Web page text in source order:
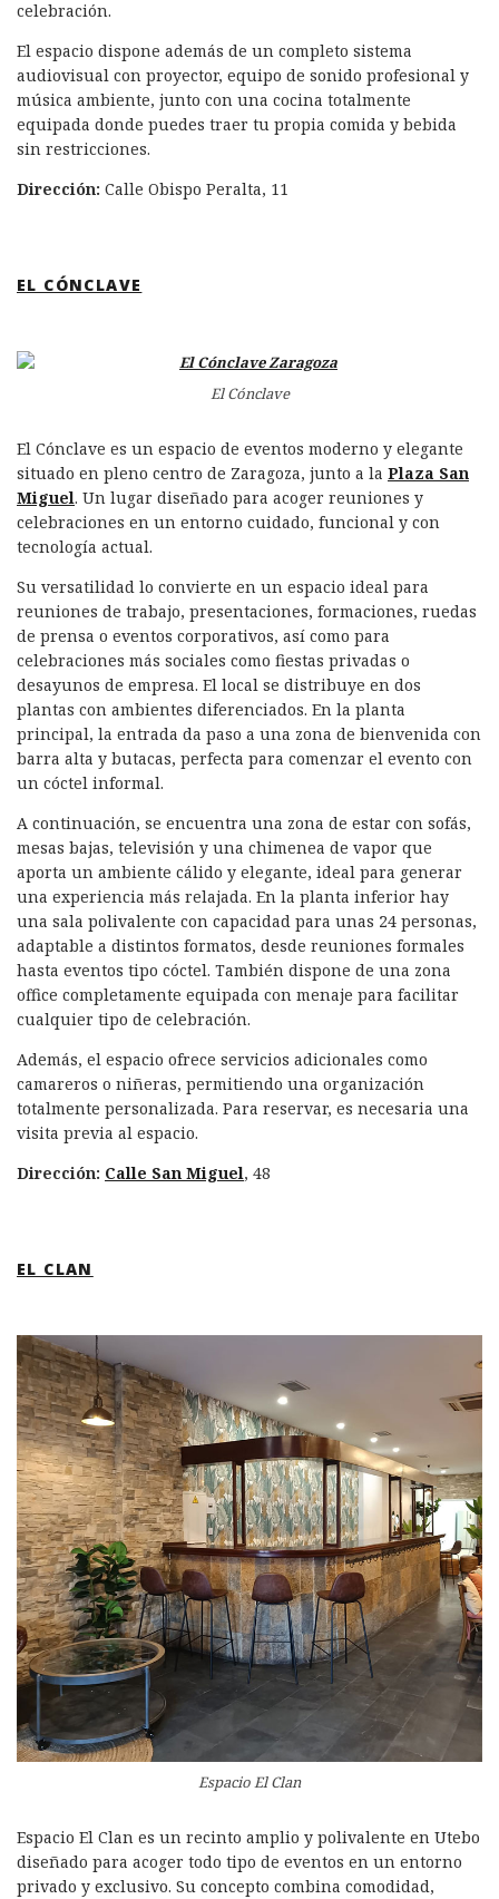
celebración.
El espacio dispone además de un completo sistema
audiovisual con proyector, equipo de sonido profesional y
música ambiente, junto con una cocina totalmente
equipada donde puedes traer tu propia comida y bebida
sin restricciones.
Dirección: Calle Obispo Peralta, 11
EL CÓNCLAVE
El Cónclave
El Cónclave es un espacio de eventos moderno y elegante
situado en pleno centro de Zaragoza, junto a la Plaza San
Miguel. Un lugar diseñado para acoger reuniones y
celebraciones en un entorno cuidado, funcional y con
tecnología actual.
Su versatilidad lo convierte en un espacio ideal para
reuniones de trabajo, presentaciones, formaciones, ruedas
de prensa o eventos corporativos, así como para
celebraciones más sociales como fiestas privadas o
desayunos de empresa. El local se distribuye en dos
plantas con ambientes diferenciados. En la planta
principal, la entrada da paso a una zona de bienvenida con
barra alta y butacas, perfecta para comenzar el evento con
un cóctel informal.
A continuación, se encuentra una zona de estar con sofás,
mesas bajas, televisión y una chimenea de vapor que
aporta un ambiente cálido y elegante, ideal para generar
una experiencia más relajada. En la planta inferior hay
una sala polivalente con capacidad para unas 24 personas,
adaptable a distintos formatos, desde reuniones formales
hasta eventos tipo cóctel. También dispone de una zona
office completamente equipada con menaje para facilitar
cualquier tipo de celebración.
Además, el espacio ofrece servicios adicionales como
camareros o niñeras, permitiendo una organización
totalmente personalizada. Para reservar, es necesaria una
visita previa al espacio.
Dirección: Calle San Miguel, 48
EL CLAN
Espacio El Clan
Espacio El Clan es un recinto amplio y polivalente en Utebo
diseñado para acoger todo tipo de eventos en un entorno
privado y exclusivo. Su concepto combina comodidad,